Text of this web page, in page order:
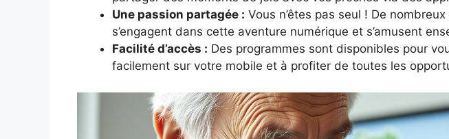
Une passion partagée : Vous n’êtes pas seul ! De
s’engagent dans cette aventure numérique et s’amusent
Facilité d’accès : Des programmes sont disponibles pour
facilement sur votre mobile et à profiter de toutes les